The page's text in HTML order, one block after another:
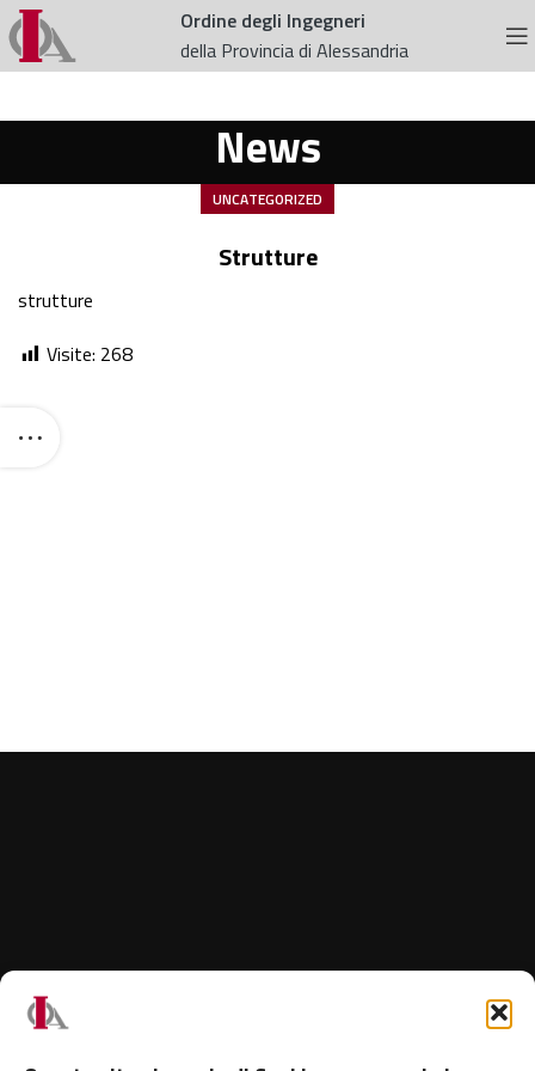
Ordine degli Ingegneri
della Provincia di Alessandria
News
UNCATEGORIZED
Strutture
strutture
Visite: 268